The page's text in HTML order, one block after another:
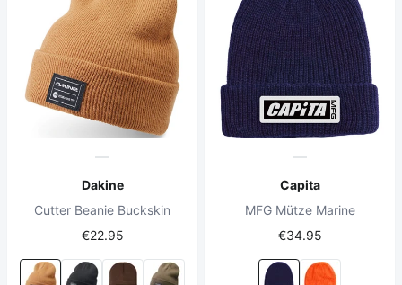
Dakine
Cutter Beanie Buckskin
€22.95
Capita
MFG Mütze Marine
€34.95